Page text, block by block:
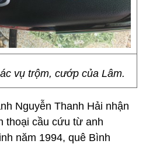
vụ trộm, cướp của Lâm.
Nguyễn Thanh Hải nhận
thoại cầu cứu từ anh
năm 1994, quê Bình